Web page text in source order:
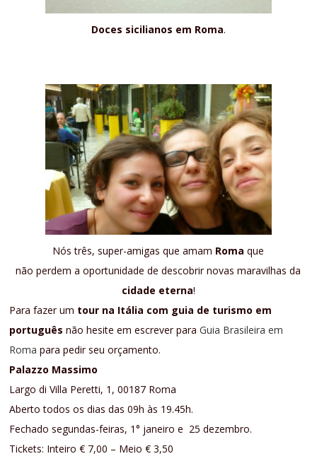
Doces sicilianos em Roma.
Nós três, super-amigas que amam Romaque
não perdem a oportunidade de descobrir novas maravilhas da
cidade eterna!
Para fazer um tour na Itália com guia de turismo em
português não hesite em escrever paraGuia Brasileira em
Roma para pedir seu orçamento.
Palazzo Massimo
Largo di Villa Peretti, 1, 00187 Roma
Aberto todos os dias das 09h às 19.45h.
Fechado segundas-feiras, 1° janeiro e 25 dezembro.
Tickets: Inteiro € 7,00 – Meio € 3,50